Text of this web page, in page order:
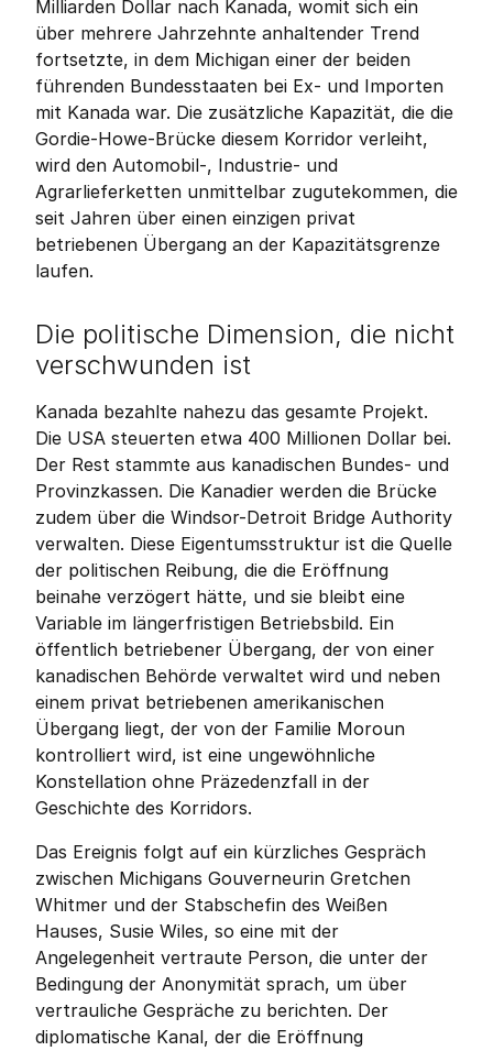
Milliarden Dollar nach Kanada, womit sich ein
über mehrere Jahrzehnte anhaltender Trend
fortsetzte, in dem Michigan einer der beiden
führenden Bundesstaaten bei Ex- und Importen
mit Kanada war. Die zusätzliche Kapazität, die die
Gordie-Howe-Brücke diesem Korridor verleiht,
wird den Automobil-, Industrie- und
Agrarlieferketten unmittelbar zugutekommen, die
seit Jahren über einen einzigen privat
betriebenen Übergang an der Kapazitätsgrenze
laufen.
Die politische Dimension, die nicht
verschwunden ist
Kanada bezahlte nahezu das gesamte Projekt.
Die USA steuerten etwa 400 Millionen Dollar bei.
Der Rest stammte aus kanadischen Bundes- und
Provinzkassen. Die Kanadier werden die Brücke
zudem über die Windsor-Detroit Bridge Authority
verwalten. Diese Eigentumsstruktur ist die Quelle
der politischen Reibung, die die Eröffnung
beinahe verzögert hätte, und sie bleibt eine
Variable im längerfristigen Betriebsbild. Ein
öffentlich betriebener Übergang, der von einer
kanadischen Behörde verwaltet wird und neben
einem privat betriebenen amerikanischen
Übergang liegt, der von der Familie Moroun
kontrolliert wird, ist eine ungewöhnliche
Konstellation ohne Präzedenzfall in der
Geschichte des Korridors.
Das Ereignis folgt auf ein kürzliches Gespräch
zwischen Michigans Gouverneurin Gretchen
Whitmer und der Stabschefin des Weißen
Hauses, Susie Wiles, so eine mit der
Angelegenheit vertraute Person, die unter der
Bedingung der Anonymität sprach, um über
vertrauliche Gespräche zu berichten. Der
diplomatische Kanal, der die Eröffnung